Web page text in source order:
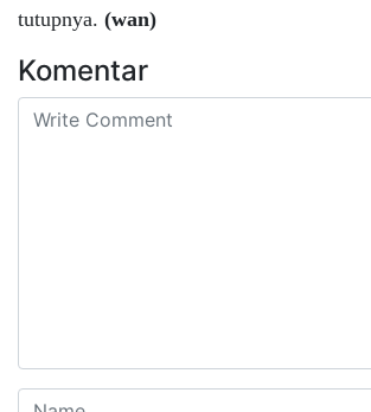
tutupnya. (wan)
Komentar